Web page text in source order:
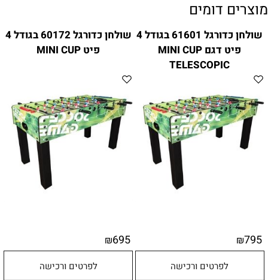
מוצרים דומים
שולחן כדורגל 61601 בגודל 4
פיט דגם MINI CUP
TELESCOPIC
₪795
לפרטים ורכישה
שולחן כדורגל 60172 בגודל 4
פיט MINI CUP
₪695
לפרטים ורכישה